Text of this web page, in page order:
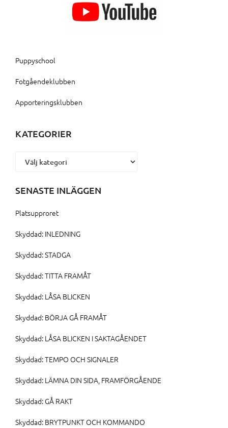
Puppyschool
Fotgåendeklubben
Apporteringsklubben
KATEGORIER
Kategorier
SENASTE INLÄGGEN
Platsupproret
Skyddad: INLEDNING
Skyddad: STADGA
Skyddad: TITTA FRAMÅT
Skyddad: LÅSA BLICKEN
Skyddad: BÖRJA GÅ FRAMÅT
Skyddad: LÅSA BLICKEN I SAKTAGÅENDET
Skyddad: TEMPO OCH SIGNALER
Skyddad: LÄMNA DIN SIDA, FRAMFÖRGÅENDE
Skyddad: GÅ RAKT
Skyddad: BRYTPUNKT OCH KOMMANDO